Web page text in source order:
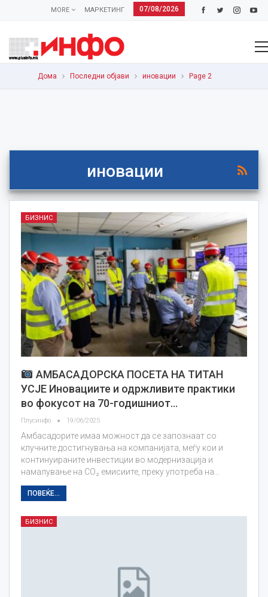
07/08/2026
МАРКЕТИНГ
MORE
Дома Последни објави иновации Page 2
иновации
БИЗНИС
АМБАСАДОРСКА ПОСЕТА НА ТИТАН
УСЈЕ Иновациите и одржливите практики
во фокусот на 70-годишниот…
Плусинфо 19/06/2025
Амбасадорите имаа можност да се запознаат со
клучните достигнувања на компанијата, меѓу кои и
континуираните инвестиции во модернизација и
намалување на CO₂ емисиите, преку употреба на…
ПОВЕЌЕ...
БИЗНИС